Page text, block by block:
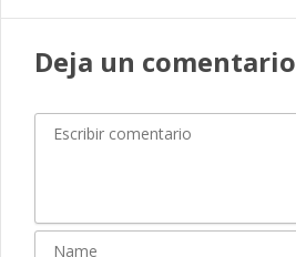
Deja un comentario